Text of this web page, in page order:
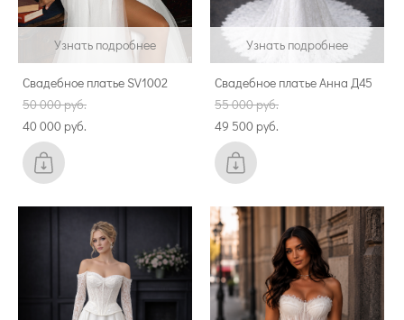
Узнать подробнее
Свадебное платье SV1002
50 000 pуб.
40 000 pуб.
Узнать подробнее
Свадебное платье Анна Д45
55 000 pуб.
49 500 pуб.